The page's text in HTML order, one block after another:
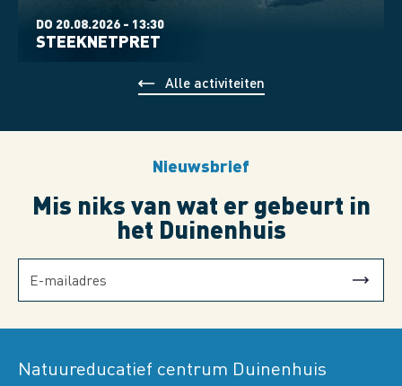
DO 20.08.2026 - 13:30
STEEKNETPRET
Alle activiteiten
Nieuwsbrief
Mis niks van wat er gebeurt in
het Duinenhuis
Natuureducatief centrum Duinenhuis